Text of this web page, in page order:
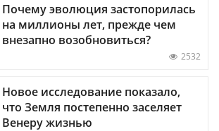
Почему эволюция застопорилась
на миллионы лет, прежде чем
внезапно возобновиться?
2532
Новое исследование показало,
что Земля постепенно заселяет
Венеру жизнью